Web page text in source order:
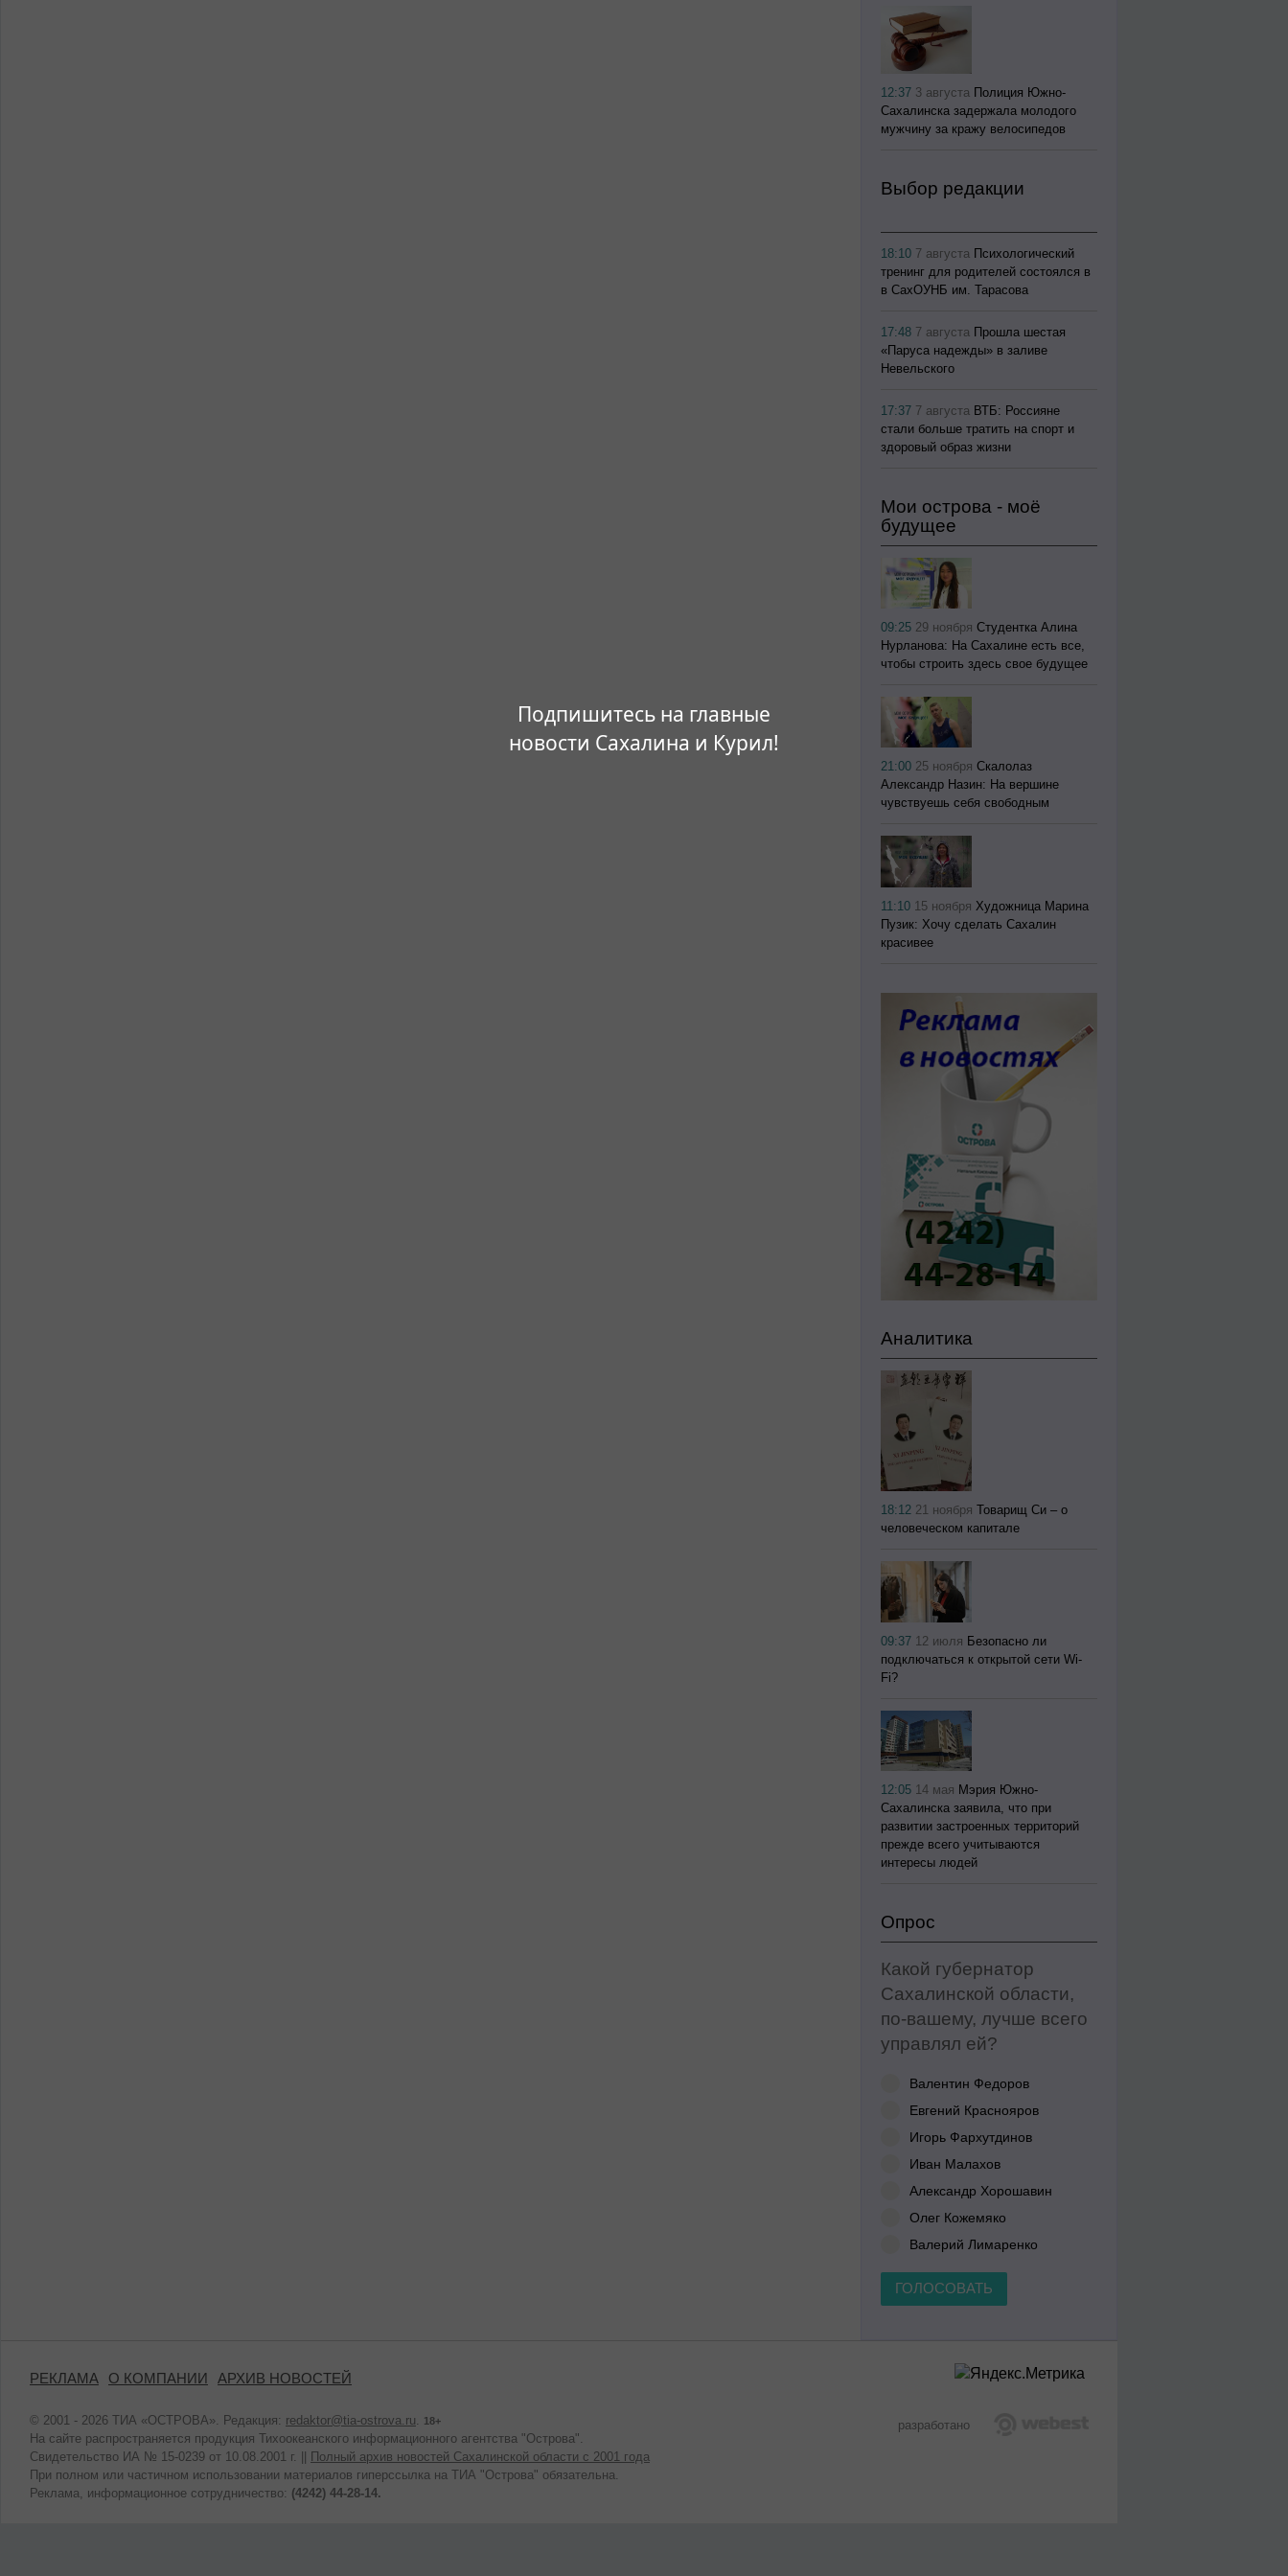
Подпишитесь на главные
новости Сахалина и Курил!
12:37 3 августа Полиция Южно-
Сахалинска задержала молодого
мужчину за кражу велосипедов
Выбор редакции
18:10 7 августа Психологический
тренинг для родителей состоялся в
в СахОУНБ им. Тарасова
17:48 7 августа Прошла шестая
«Паруса надежды» в заливе
Невельского
17:37 7 августа ВТБ: Россияне
стали больше тратить на спорт и
здоровый образ жизни
Мои острова - моё
будущее
09:25 29 ноября Студентка Алина
Нурланова: На Сахалине есть все,
чтобы строить здесь свое будущее
21:00 25 ноября Скалолаз
Александр Назин: На вершине
чувствуешь себя свободным
11:10 15 ноября Художница Марина
Пузик: Хочу сделать Сахалин
красивее
Аналитика
18:12 21 ноября Товарищ Си – о
человеческом капитале
09:37 12 июля Безопасно ли
подключаться к открытой сети Wi-
Fi?
12:05 14 мая Мэрия Южно-
Сахалинска заявила, что при
развитии застроенных территорий
прежде всего учитываются
интересы людей
Опрос
Какой губернатор
Сахалинской области,
по-вашему, лучше всего
управлял ей?
Валентин Федоров
Евгений Краснояров
Игорь Фархутдинов
Иван Малахов
Александр Хорошавин
Олег Кожемяко
Валерий Лимаренко
ГОЛОСОВАТЬ
РЕКЛАМА О КОМПАНИИ АРХИВ НОВОСТЕЙ
© 2001 - 2026 ТИА «ОСТРОВА». Редакция: redaktor@tia-ostrova.ru 18+
На сайте распространяется продукция Тихоокеанского информационного агентства "Острова".
Свидетельство ИА № 15-0239 от 10.08.2001 г. ||
Полный архив новостей Сахалинской области с 2001 года
При полном или частичном использовании материалов гиперссылка на ТИА "Острова" обязательна.
Реклама, информационное сотрудничество: (4242) 44-28-14.
разработано